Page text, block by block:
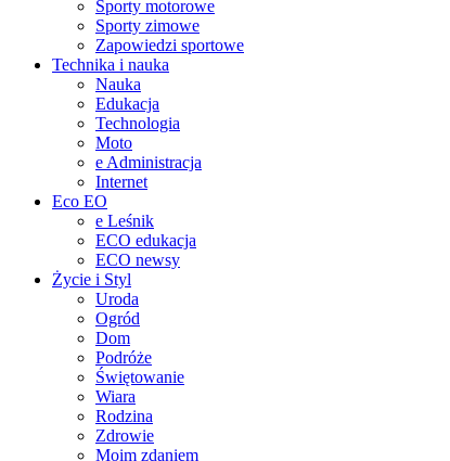
Sporty motorowe
Sporty zimowe
Zapowiedzi sportowe
Technika i nauka
Nauka
Edukacja
Technologia
Moto
e Administracja
Internet
Eco EO
e Leśnik
ECO edukacja
ECO newsy
Życie i Styl
Uroda
Ogród
Dom
Podróże
Świętowanie
Wiara
Rodzina
Zdrowie
Moim zdaniem